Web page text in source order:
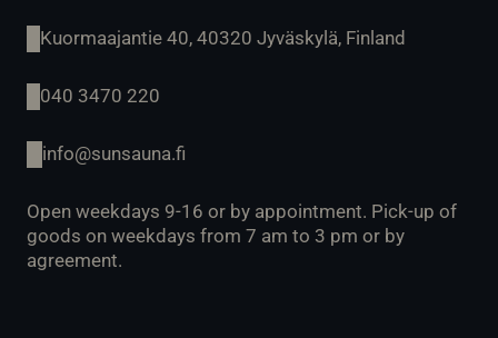
Kuormaajantie 40, 40320 Jyväskylä, Finland
040 3470 220
info@sunsauna.fi
Open weekdays 9-16 or by appointment. Pick-up of
goods on weekdays from 7 am to 3 pm or by
agreement.